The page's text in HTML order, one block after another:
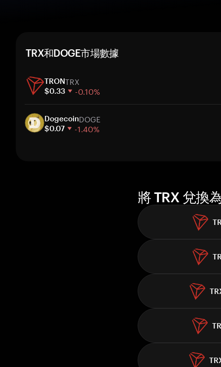
TRX和DOGE市場數據
TRONTRX
$0.33 -0.10%
30 天
市值
DogecoinDOGE
$0.07 -1.40%
將 TRX 兌換